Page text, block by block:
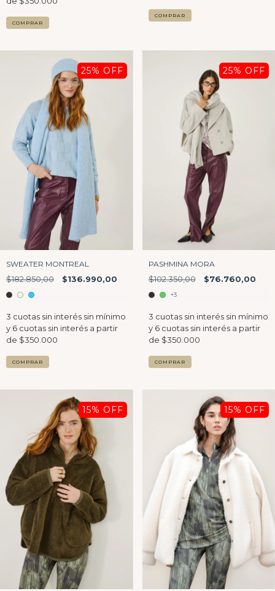
COMPRAR
COMPRAR
25% OFF
SWEATER MONTREAL
$182.850,00 $136.990,00
COMPRAR
25% OFF
PASHMINA MORA
$102.350,00 $76.760,00
+3
COMPRAR
15% OFF 15% OFF